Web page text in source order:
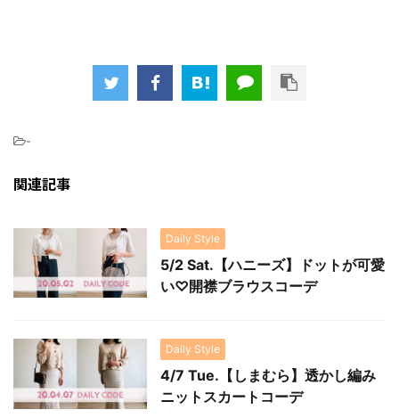
-
関連記事
Daily Style
5/2 Sat.【ハニーズ】ドットが可愛
い♡開襟ブラウスコーデ
Daily Style
4/7 Tue.【しまむら】透かし編み
ニットスカートコーデ